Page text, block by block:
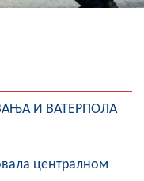
И ВАТЕРПОЛА
централном